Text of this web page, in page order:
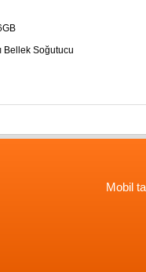
Bellek Soğutucu
Mobil